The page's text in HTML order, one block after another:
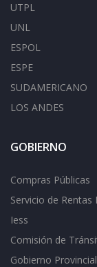
UTPL
UNL
ESPOL
ESPE
SUDAMERICANO
LOS ANDES
GOBIERNO
Compras Públicas
Servicio de Rentas
Iess
Comisión de
Gobierno